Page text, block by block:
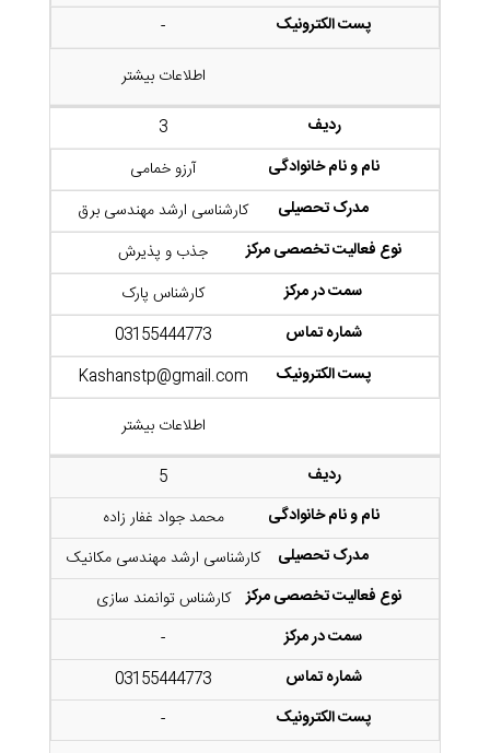
-
اطلاعات بیشتر
3
آرزو خمامی
کارشناسی ارشد مهندسی برق
جذب و پذیرش
کارشناس پارک
03155444773
Kashanstp@gmail.com
اطلاعات بیشتر
5
محمد جواد غفار زاده
کارشناسی ارشد مهندسی مکانیک
کارشناس توانمند سازی
-
03155444773
-